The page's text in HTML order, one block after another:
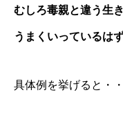
むしろ毒親と違う生
うまくいっているは
具体例を挙げると・・